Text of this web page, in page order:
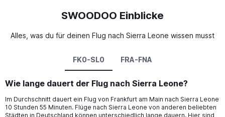
SWOODOO Einblicke
Alles, was du für deinen Flug nach Sierra Leone wissen musst
FK0-SL0 FRA-FNA
Wie lange dauert der Flug nach Sierra Leone?
Im Durchschnitt dauert ein Flug von Frankfurt am Main nach Sierra Leone
10 Stunden 55 Minuten. Flüge nach Sierra Leone von anderen beliebten
Städten in Deutschland können unterschiedlich lange dauern. Hier sind